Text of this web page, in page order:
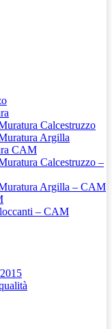
Calcestruzzo
Argilla
CAM
Calcestruzzo –
Argilla – CAM
– CAM